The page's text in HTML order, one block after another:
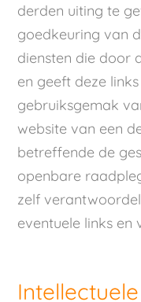
derden uiting te
goedkeuring van
diensten die door
en geeft deze
gebruiksgemak
website van een
betreffende de
openbare
zelf
eventuele links en